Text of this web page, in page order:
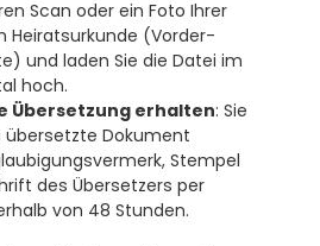
Scan oder ein Foto Ihrer
Heiratsurkunde (Vorder-
und laden Sie die Datei im
hoch.
Übersetzung erhalten: Sie
übersetzte Dokument
Stempel
des Übersetzers per
von 48 Stunden.